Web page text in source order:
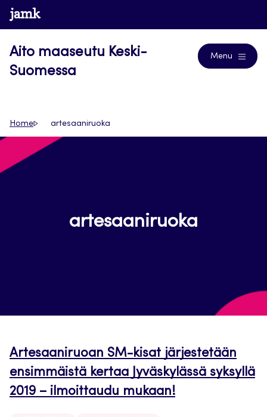
Siirry
suoraan
www.jamk.fi
Aito maaseutu Keski-
Suomessa
Menu
Home artesaaniruoka
artesaaniruoka
Artesaaniruoan SM-kisat järjestetään
ensimmäistä kertaa Jyväskylässä syksyllä
2019 – ilmoittaudu mukaan!